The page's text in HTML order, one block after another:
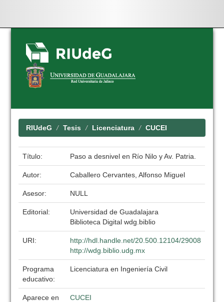
Skip
navigation
RIUdeG Tesis Licenciatura CUCEI
Título: Paso a desnivel en Río Nilo y Av. Patria.
Autor: Caballero Cervantes, Alfonso Miguel
Asesor: NULL
Editorial:
Universidad de Guadalajara
Biblioteca Digital wdg.biblio
URI:
http://hdl.handle.net/20.500.12104/29008
http://wdg.biblio.udg.mx
Programa
educativo:
Licenciatura en Ingeniería Civil
Aparece en
CUCEI